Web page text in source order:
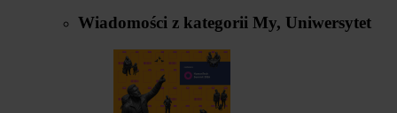
Wiadomości z kategorii My, Uniwersytet